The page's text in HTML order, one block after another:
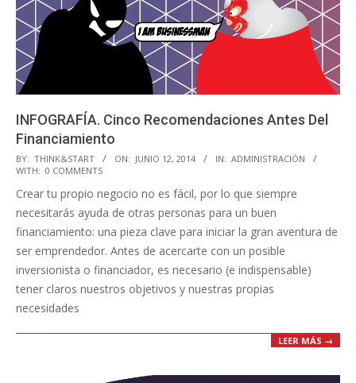
INFOGRAFÍA. Cinco Recomendaciones Antes Del
Financiamiento
2014-
06-
12
BY: THINK&START ON: JUNIO 12, 2014 IN: ADMINISTRACIÓN
WITH: 0 COMMENTS
Crear tu propio negocio no es fácil, por lo que siempre
necesitarás ayuda de otras personas para un buen
financiamiento: una pieza clave para iniciar la gran aventura de
ser emprendedor. Antes de acercarte con un posible
inversionista o financiador, es necesario (e indispensable)
tener claros nuestros objetivos y nuestras propias
necesidades
LEER MÁS →